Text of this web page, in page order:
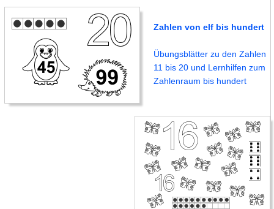
Zahlen von elf bis hundert
Übungsblätter zu den Zahlen
11 bis 20 und Lernhilfen zum
Zahlenraum bis hundert